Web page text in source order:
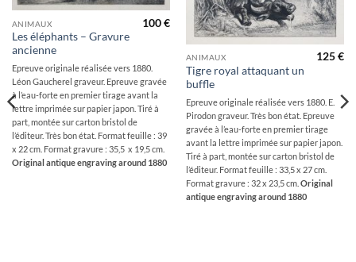
ANIMAUX
Les éléphants – Gravure
ancienne
100€
Epreuve originale réalisée vers 1880.
Léon Gaucherel graveur. Epreuve gravée
à l’eau-forte en premier tirage avant la
lettre imprimée sur papier japon. Tiré à
part, montée sur carton bristol de
l’éditeur. Très bon état. Format feuille : 39
x 22 cm. Format gravure : 35,5 x 19,5 cm.
Original antique engraving around 1880
ANIMAUX
Tigre royal attaquant un
buffle
125€
Epreuve originale réalisée vers 1880. E.
Pirodon graveur. Très bon état. Epreuve
gravée à l’eau-forte en premier tirage
avant la lettre imprimée sur papier japon.
Tiré à part, montée sur carton bristol de
l’éditeur. Format feuille : 33,5 x 27 cm.
Format gravure : 32 x 23,5 cm. Original
antique engraving around 1880